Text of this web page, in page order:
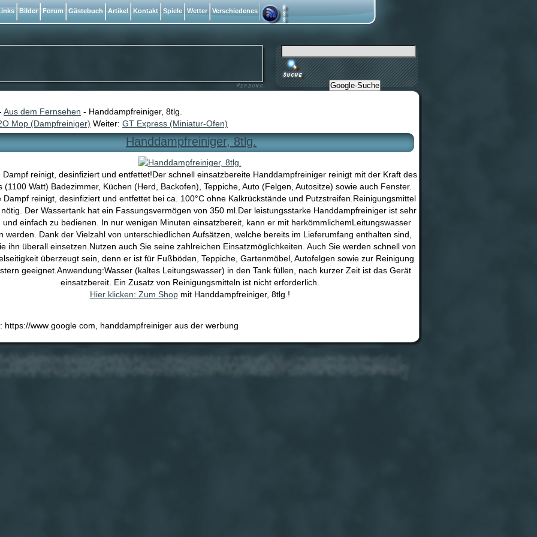
Aus dem Fernsehen - Handdampfreiniger, 8tlg.
Mop (Dampfreiniger) Weiter: GT Express (Miniatur-Ofen)
Handdampfreiniger, 8tlg.
Dampf reinigt, desinfiziert und entfettet!Der schnell einsatzbereite Handdampfreiniger reinigt mit der Kraft des
(1100 Watt) Badezimmer, Küchen (Herd, Backofen), Teppiche, Auto (Felgen, Autositze) sowie auch Fenster.
Dampf reinigt, desinfiziert und entfettet bei ca. 100°C ohne Kalkrückstände und Putzstreifen.Reinigungsmittel
Der Wassertank hat ein Fassungsvermögen von 350 ml.Der leistungsstarke Handdampfreiniger ist sehr
und einfach zu bedienen. In nur wenigen Minuten einsatzbereit, kann er mit herkömmlichemLeitungswasser
werden. Dank der Vielzahl von unterschiedlichen Aufsätzen, welche bereits im Lieferumfang enthalten sind,
ihn überall einsetzen.Nutzen auch Sie seine zahlreichen Einsatzmöglichkeiten. Auch Sie werden schnell von
überzeugt sein, denn er ist für Fußböden, Teppiche, Gartenmöbel, Autofelgen sowie zur Reinigung
geeignet.Anwendung:Wasser (kaltes Leitungswasser) in den Tank füllen, nach kurzer Zeit ist das Gerät
einsatzbereit. Ein Zusatz von Reinigungsmitteln ist nicht erforderlich.
Hier klicken: Zum Shopmit Handdampfreiniger, 8tlg.!
https://www google com, handdampfreiniger aus der werbung
Bilder Forum Gästebuch Artikel Kontakt Spiele Wetter Verschiedenes
Google-Suche